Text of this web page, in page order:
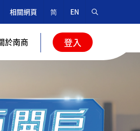
相關網頁 简 EN
於南商 登入